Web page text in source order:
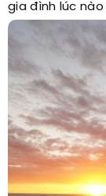
gia đình lúc